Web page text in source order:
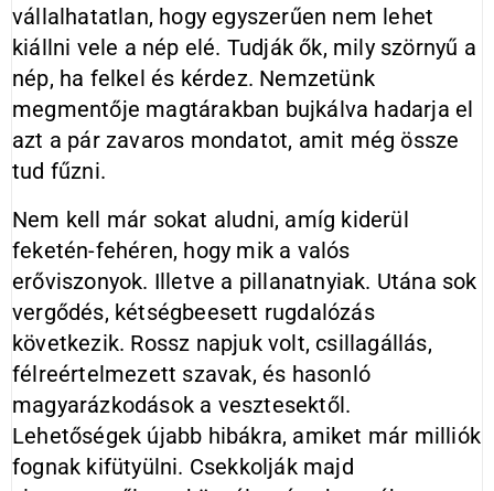
vállalhatatlan, hogy egyszerűen nem lehet
kiállni vele a nép elé. Tudják ők, mily szörnyű a
nép, ha felkel és kérdez. Nemzetünk
megmentője magtárakban bujkálva hadarja el
azt a pár zavaros mondatot, amit még össze
tud fűzni.
Nem kell már sokat aludni, amíg kiderül
feketén-fehéren, hogy mik a valós
erőviszonyok. Illetve a pillanatnyiak. Utána sok
vergődés, kétségbeesett rugdalózás
következik. Rossz napjuk volt, csillagállás,
félreértelmezett szavak, és hasonló
magyarázkodások a vesztesektől.
Lehetőségek újabb hibákra, amiket már milliók
fognak kifütyülni. Csekkolják majd